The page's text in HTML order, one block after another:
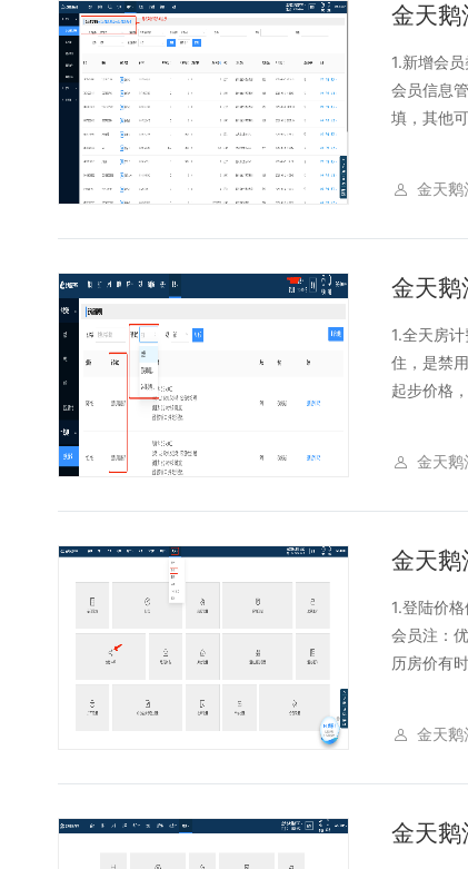
金天鹅
1.新增会
会员信息
填，其他
金天鹅
金天鹅
1.全天房
住，是禁
起步价格
金天鹅
金天鹅
1.登陆价
会员注：
历房价有
金天鹅
金天鹅